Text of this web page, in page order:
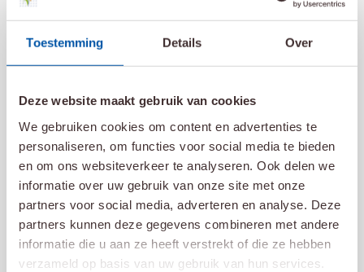
Toestemming Details Over
Deze website maakt gebruik van cookies
We gebruiken cookies om content en advertenties te
personaliseren, om functies voor social media te bieden
en om ons websiteverkeer te analyseren. Ook delen we
informatie over uw gebruik van onze site met onze
partners voor social media, adverteren en analyse. Deze
partners kunnen deze gegevens combineren met andere
informatie die u aan ze heeft verstrekt of die ze hebben
verzameld op basis van uw gebruik van hun services.
Verbeeten Challenge 2026 haalt €
175.105,- op
Lees meer